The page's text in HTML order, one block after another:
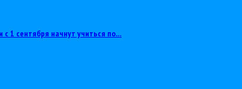
с 1 сентября начнут учиться по…